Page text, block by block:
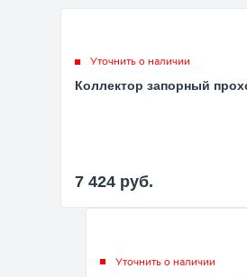
Уточнить о наличии
Коллектор запорный
7 424 руб.
Уточнить о наличии